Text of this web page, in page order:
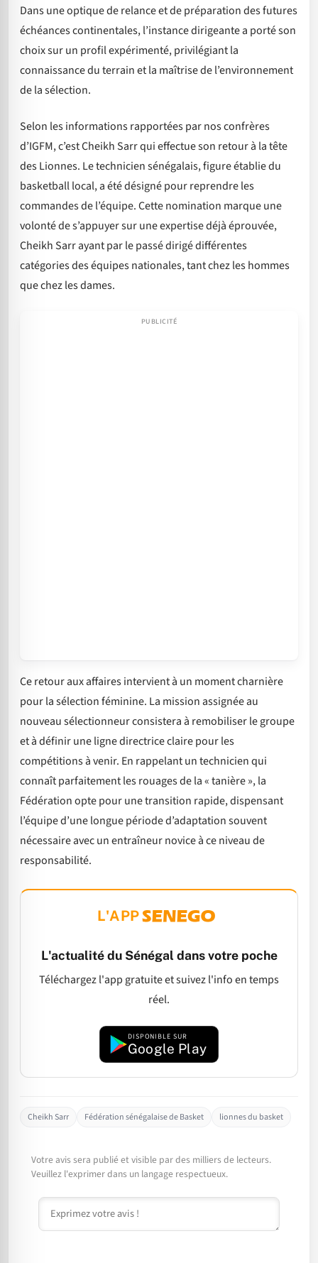
Dans une optique de relance et de préparation des futures
échéances continentales, l’instance dirigeante a porté son
choix sur un profil expérimenté, privilégiant la
connaissance du terrain et la maîtrise de l’environnement
de la sélection.
Selon les informations rapportées par nos confrères
d’IGFM, c’est Cheikh Sarr qui effectue son retour à la tête
des Lionnes. Le technicien sénégalais, figure établie du
basketball local, a été désigné pour reprendre les
commandes de l’équipe. Cette nomination marque une
volonté de s’appuyer sur une expertise déjà éprouvée,
Cheikh Sarr ayant par le passé dirigé différentes
catégories des équipes nationales, tant chez les hommes
que chez les dames.
Ce retour aux affaires intervient à un moment charnière
pour la sélection féminine. La mission assignée au
nouveau sélectionneur consistera à remobiliser le groupe
et à définir une ligne directrice claire pour les
compétitions à venir. En rappelant un technicien qui
connaît parfaitement les rouages de la « tanière », la
Fédération opte pour une transition rapide, dispensant
l’équipe d’une longue période d’adaptation souvent
nécessaire avec un entraîneur novice à ce niveau de
responsabilité.
L'APP
L'actualité du Sénégal dans votre poche
Téléchargez l'app gratuite et suivez l'info en temps
réel.
DISPONIBLE SUR
Google Play
Cheikh Sarr Fédération sénégalaise de Basket lionnes du basket
Votre avis sera publié et visible par des milliers de lecteurs.
Veuillez l'exprimer dans un langage respectueux.
Commentaire